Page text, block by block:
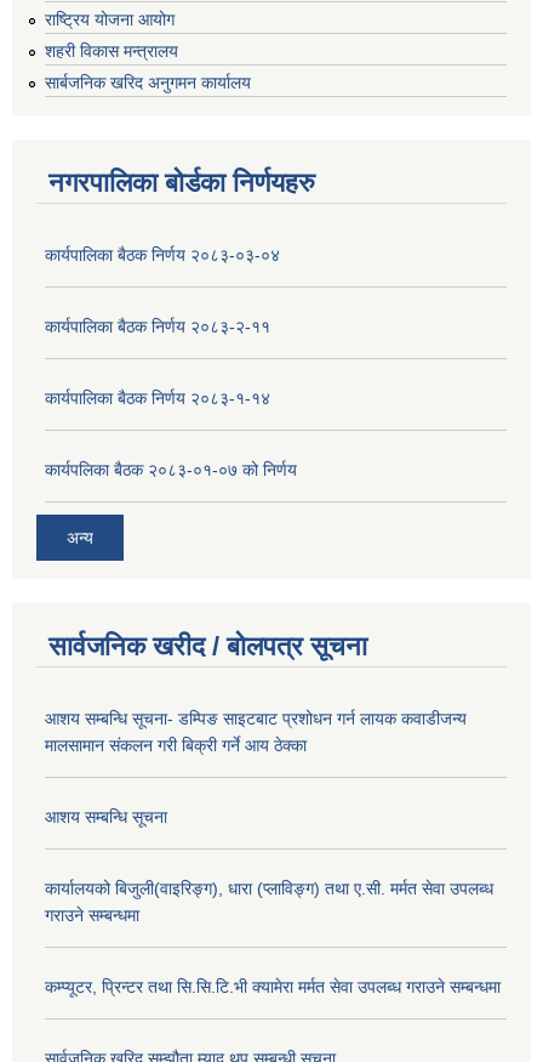
राष्ट्रिय योजना आयोग
शहरी विकास मन्त्रालय
सार्बजनिक खरिद अनुगमन कार्यालय
नगरपालिका बोर्डका निर्णयहरु
कार्यपालिका बैठक निर्णय २०८३-०३-०४
कार्यपालिका बैठक निर्णय २०८३-२-११
कार्यपालिका बैठक निर्णय २०८३-१-१४
कार्यपलिका बैठक २०८३-०१-०७ को निर्णय
अन्य
सार्वजनिक खरीद / बोलपत्र सूचना
आशय सम्बन्धि सूचना- डम्पिङ साइटबाट प्रशोधन गर्न लायक कवाडीजन्य
मालसामान संकलन गरी बिक्री गर्ने आय ठेक्का
आशय सम्बन्धि सूचना
कार्यालयको बिजुली(वाइरिङ्ग), धारा (प्लाविङ्ग) तथा ए.सी. मर्मत सेवा उपलब्ध
गराउने सम्बन्धमा
कम्प्यूटर, प्रिन्टर तथा सि.सि.टि.भी क्यामेरा मर्मत सेवा उपलब्ध गराउने सम्बन्धमा